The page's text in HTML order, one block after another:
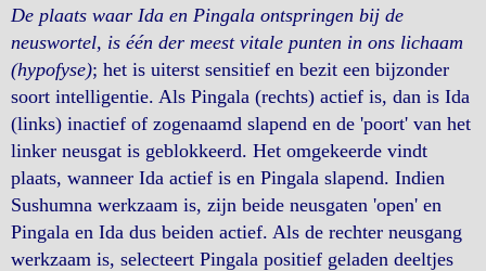
De plaats waar Ida en Pingala ontspringen bij de
neuswortel, is één der meest vitale punten in ons lichaam
(hypofyse); het is uiterst sensitief en bezit een bijzonder
soort intelligentie. Als Pingala (rechts) actief is, dan is Ida
(links) inactief of zogenaamd slapend en de 'poort' van het
linker neusgat is geblokkeerd. Het omgekeerde vindt
plaats, wanneer Ida actief is en Pingala slapend. Indien
Sushumna werkzaam is, zijn beide neusgaten 'open' en
Pingala en Ida dus beiden actief. Als de rechter neusgang
werkzaam is, selecteert Pingala positief geladen deeltjes